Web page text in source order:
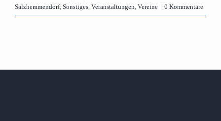
Salzhemmendorf, Sonstiges, Veranstaltungen, Vereine | 0 Kommentare